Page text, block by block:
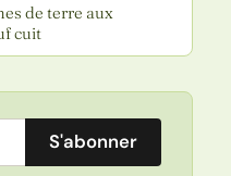
de terre aux
cuit
S'abonner